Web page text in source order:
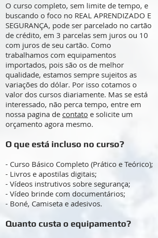
O curso completo, sem limite de tempo, e
buscando o foco no REAL APRENDIZADO E
SEGURANÇA, pode ser parcelado no cartão
de crédito, em 3 parcelas sem juros ou 10
com juros de seu cartão. Como
trabalhamos com equipamentos
importados, pois são os de melhor
qualidade, estamos sempre sujeitos as
variações do dólar. Por isso cotamos o
valor dos cursos diariamente. Mas se está
interessado, não perca tempo, entre em
nossa pagina de contato e solicite um
orçamento agora mesmo.
O que está incluso no curso?
- Curso Básico Completo (Prático e Teórico);
- Livros e apostilas digitais;
- Vídeos instrutivos sobre segurança;
- Vídeo brinde com documentários;
- Boné, Camiseta e adesivos.
Quanto custa o equipamento?